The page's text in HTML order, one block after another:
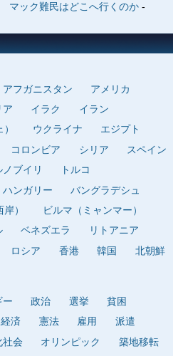
マック難民はどこへ行くのか-
アフガニスタン
アメリカ
ア イラク
イラン
ウクライナ
エジプト
コロンビア シリア
スペイン
ブイリ
トルコ
ハンガリー
バングラデシュ
）
ビルマ（ミャンマー）
ベネズエラ
リトアニア
ロシア 香港 韓国 北朝鮮
ー 政治 選挙
貧困
経済 憲法 雇用
派遣
社会 オリンピック 築地移転